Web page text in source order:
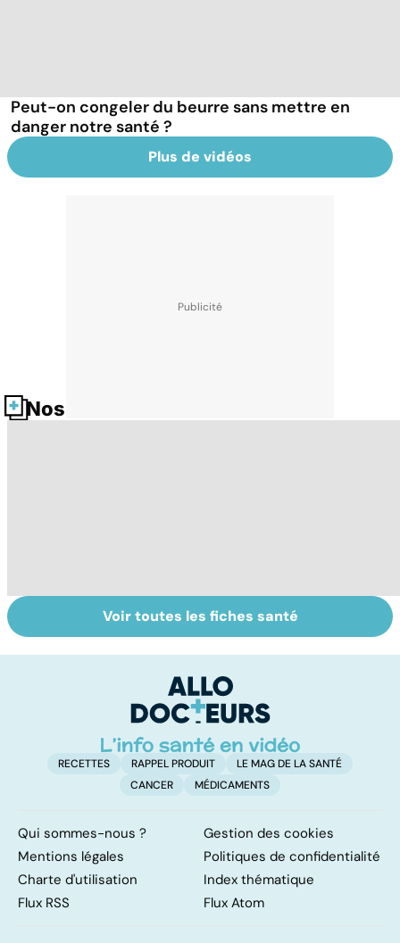
Peut-on congeler du beurre sans mettre en
danger notre santé ?
Plus de vidéos
Nos fiches santé
Les agrumes et
leurs bienfaits
Comment tenir
ses bonnes
Voir toutes les fiches santé
RECETTES RAPPEL PRODUIT
LE MAG DE LA SANTÉ
CANCER
MÉDICAMENTS
Qui sommes-nous ?
Gestion des cookies
Mentions légales
Politiques de confidentialité
Charte d'utilisation
Index thématique
Flux RSS
Flux Atom